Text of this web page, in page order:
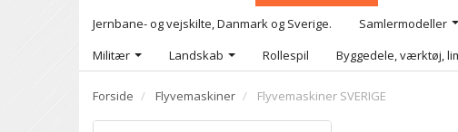
Jernbane- og vejskilte, Danmark og Sverige.
Samlermodeller
Militær
Landskab Rollespil Byggedele, værktøj,
Forside Flyvemaskiner Flyvemaskiner SVERIGE